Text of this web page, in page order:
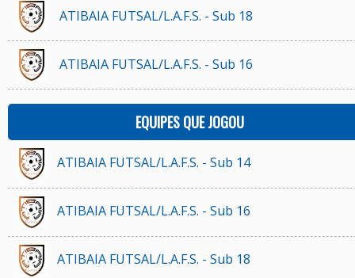
ATIBAIA FUTSAL/L.A.F.S. - Sub 18
ATIBAIA FUTSAL/L.A.F.S. - Sub 16
EQUIPES QUE JOGOU
ATIBAIA FUTSAL/L.A.F.S. - Sub 14
ATIBAIA FUTSAL/L.A.F.S. - Sub 16
ATIBAIA FUTSAL/L.A.F.S. - Sub 18